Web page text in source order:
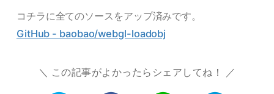
コチラに全てのソースをアップ済みです。
GitHub - baobao/webgl-loadobj
この記事がよかったらシェアしてね！